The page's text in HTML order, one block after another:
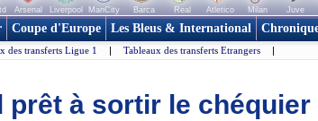
Arsenal Liverpool ManCity Barca Real Atletico Milan Juve
Coupe d'Europe Les Bleus & International
des transferts Ligue 1 | Tableaux des transferts Etrangers |
prêt à sortir le chéquier